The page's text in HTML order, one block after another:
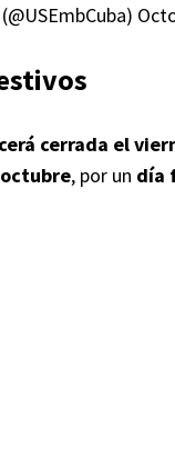
cerrada el
, por un día